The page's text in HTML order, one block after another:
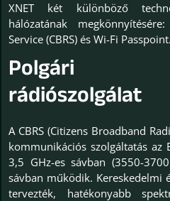
XNET két különböző
hálózatának
Service (CBRS) és Wi-Fi Passpoint.
Polgári
rádiószolgálat
A CBRS (Citizens Broadband
kommunikációs szolgáltatás az
3,5 GHz-es sávban (3550-
sávban működik. Kereskedelmi
tervezték, hatékonyabb